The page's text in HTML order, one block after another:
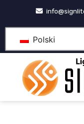
treści
Polski